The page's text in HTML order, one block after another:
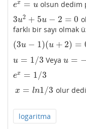
ex = u
ex =u olsun dedim
3u2 + 5u − 2 = 0
3u2 +5u−2=0
farklı bir sayı olmak
(3u − 1)(u + 2) =
(3u− 1)( u+2)= 0
u = 1/3
u=1/ 3 Veyau = −
u=−2
ex = 1/3
ex =1/ 3
x = ln1/3
x= ln 1/3 olur
logaritma